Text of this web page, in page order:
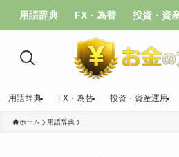
用語辞典 FX・為替 投資・資
用語辞典 FX・為替 投資・資産運用
ホーム 用語辞典